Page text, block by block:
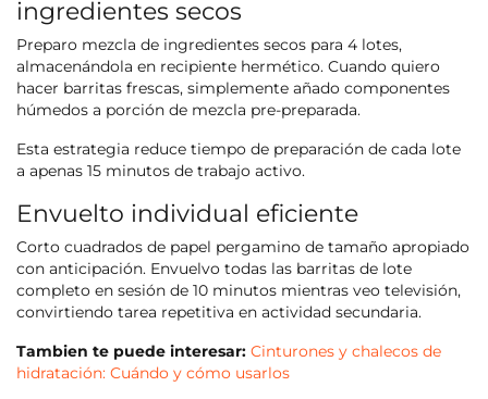
ingredientes secos
Preparo mezcla de ingredientes secos para 4 lotes,
almacenándola en recipiente hermético. Cuando quiero
hacer barritas frescas, simplemente añado componentes
húmedos a porción de mezcla pre-preparada.
Esta estrategia reduce tiempo de preparación de cada lote
a apenas 15 minutos de trabajo activo.
Envuelto individual eficiente
Corto cuadrados de papel pergamino de tamaño apropiado
con anticipación. Envuelvo todas las barritas de lote
completo en sesión de 10 minutos mientras veo televisión,
convirtiendo tarea repetitiva en actividad secundaria.
Tambien te puede interesar: Cinturones y chalecos de
hidratación: Cuándo y cómo usarlos